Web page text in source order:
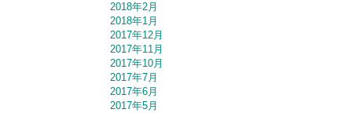
2018年2月
2018年1月
2017年12月
2017年11月
2017年10月
2017年7月
2017年6月
2017年5月